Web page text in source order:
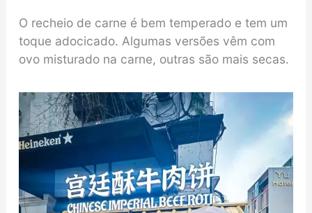
O recheio de carne é bem temperado e tem um
toque adocicado. Algumas versões vêm com
ovo misturado na carne, outras são mais secas.